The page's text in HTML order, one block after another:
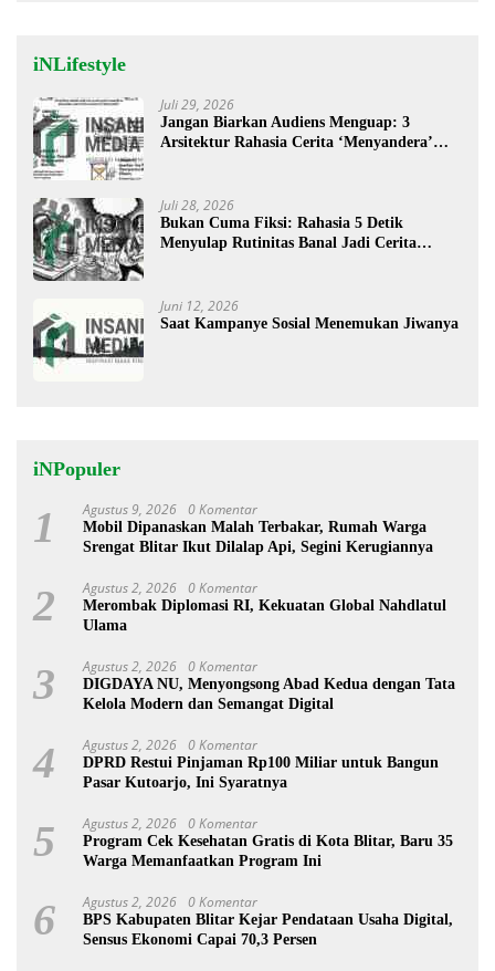
iNLifestyle
Juli 29, 2026
Jangan Biarkan Audiens Menguap: 3
Arsitektur Rahasia Cerita ‘Menyandera’
Juli 28, 2026
Bukan Cuma Fiksi: Rahasia 5 Detik
Menyulap Rutinitas Banal Jadi Cerita
Juni 12, 2026
Saat Kampanye Sosial Menemukan Jiwanya
iNPopuler
1 Agustus 9, 2026 0 Komentar
Mobil Dipanaskan Malah Terbakar, Rumah Warga
Srengat Blitar Ikut Dilalap Api, Segini Kerugiannya
2 Agustus 2, 2026 0 Komentar
Merombak Diplomasi RI, Kekuatan Global Nahdlatul
Ulama
3 Agustus 2, 2026 0 Komentar
DIGDAYA NU, Menyongsong Abad Kedua dengan Tata
Kelola Modern dan Semangat Digital
4 Agustus 2, 2026 0 Komentar
DPRD Restui Pinjaman Rp100 Miliar untuk Bangun
Pasar Kutoarjo, Ini Syaratnya
5 Agustus 2, 2026 0 Komentar
Program Cek Kesehatan Gratis di Kota Blitar, Baru 35
Warga Memanfaatkan Program Ini
6 Agustus 2, 2026 0 Komentar
BPS Kabupaten Blitar Kejar Pendataan Usaha Digital,
Sensus Ekonomi Capai 70,3 Persen